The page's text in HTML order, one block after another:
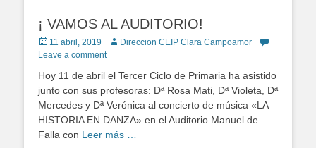
¡ VAMOS AL AUDITORIO!
Posted
on
11 abril, 2019 AuthorDireccion CEIP Clara Campoamor
Leave a comment
Hoy 11 de abril el Tercer Ciclo de Primaria ha asistido
junto con sus profesoras: Dª Rosa Mati, Dª Violeta, Dª
Mercedes y Dª Verónica al concierto de música «LA
HISTORIA EN DANZA» en el Auditorio Manuel de
Falla con Leer más …